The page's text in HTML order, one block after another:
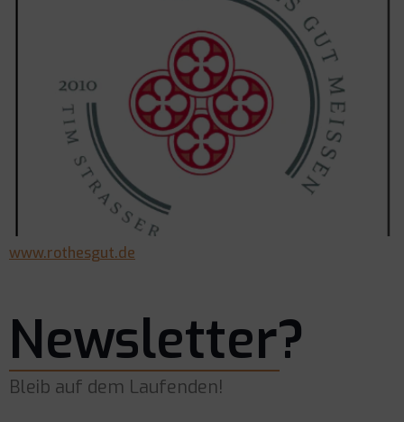
www.rothesgut.de
Newsletter?
Bleib auf dem Laufenden!